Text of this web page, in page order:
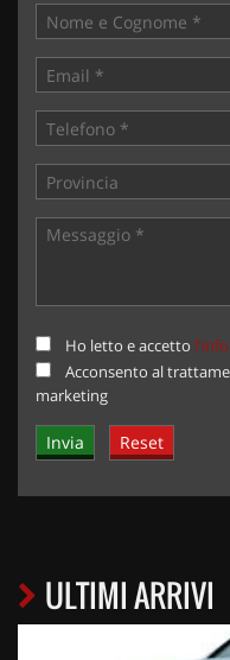
Ho letto e accetto
Acconsento al
marketing
ULTIMI ARRIVI